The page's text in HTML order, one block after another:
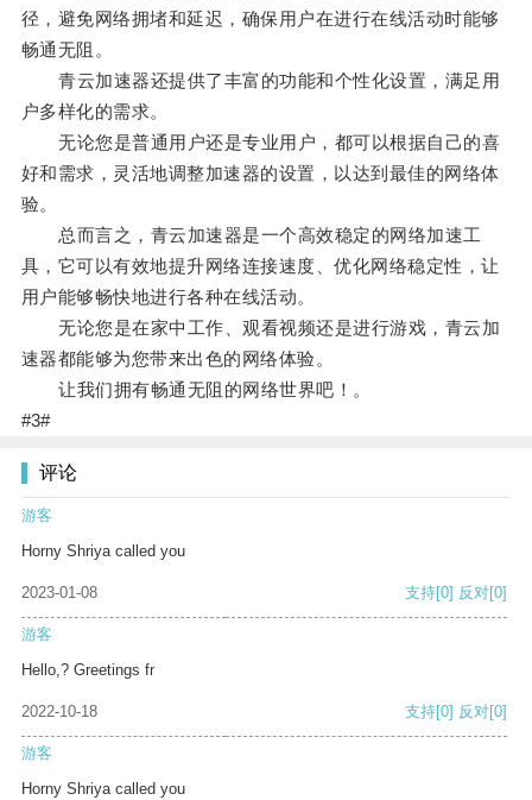
径，避免网络拥堵和延迟，确保用户在进行在线活动时能够
畅通无阻。
青云加速器还提供了丰富的功能和个性化设置，满足用
户多样化的需求。
无论您是普通用户还是专业用户，都可以根据自己的喜
好和需求，灵活地调整加速器的设置，以达到最佳的网络体
验。
总而言之，青云加速器是一个高效稳定的网络加速工
具，它可以有效地提升网络连接速度、优化网络稳定性，让
用户能够畅快地进行各种在线活动。
无论您是在家中工作、观看视频还是进行游戏，青云加
速器都能够为您带来出色的网络体验。
让我们拥有畅通无阻的网络世界吧！。
#3#
评论
游客
Horny Shriya called you
2023-01-08 支持[0] 反对[0]
游客
Hello,? Greetings fr
2022-10-18 支持[0] 反对[0]
游客
Horny Shriya called you